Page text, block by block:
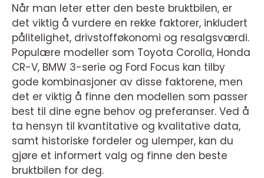
Når man leter etter den beste bruktbilen, er
det viktig å vurdere en rekke faktorer, inkludert
pålitelighet, drivstofføkonomi og resalgsværdi.
Populære modeller som Toyota Corolla, Honda
CR-V, BMW 3-serie og Ford Focus kan tilby
gode kombinasjoner av disse faktorene, men
det er viktig å finne den modellen som passer
best til dine egne behov og preferanser. Ved å
ta hensyn til kvantitative og kvalitative data,
samt historiske fordeler og ulemper, kan du
gjøre et informert valg og finne den beste
bruktbilen for deg.